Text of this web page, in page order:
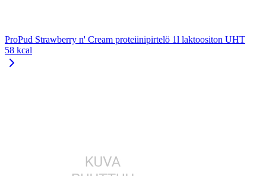
ProPud Strawberry n' Cream proteiinipirtelö 1l laktoositon UHT
58 kcal